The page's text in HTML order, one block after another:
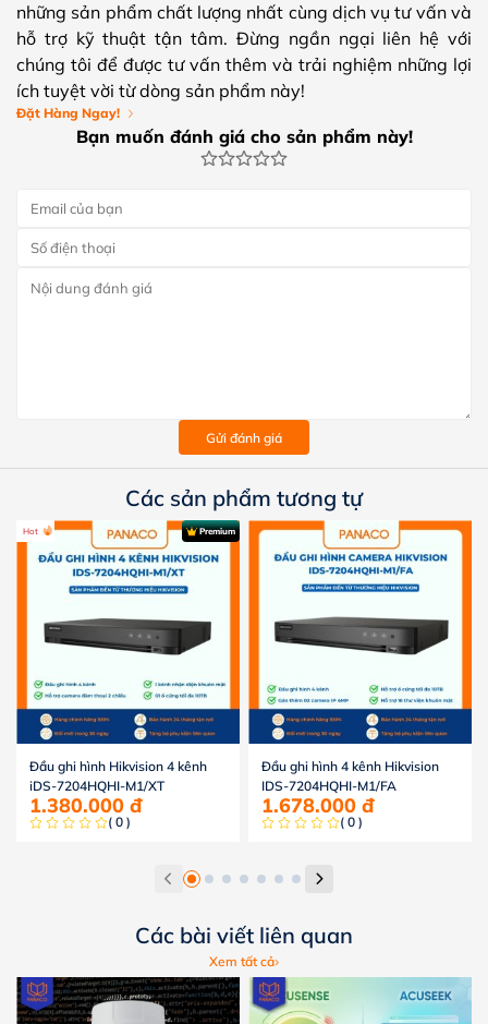
những sản phẩm chất lượng nhất cùng dịch vụ tư vấn và
hỗ trợ kỹ thuật tận tâm. Đừng ngần ngại liên hệ với
chúng tôi để được tư vấn thêm và trải nghiệm những lợi
ích tuyệt vời từ dòng sản phẩm này!
Đặt Hàng Ngay!
Bạn muốn đánh giá cho sản phẩm này!
Gửi đánh giá
Các sản phẩm tương tự
Hot Premium
Đầu ghi hình Hikvision 4 kênh
iDS-7204HQHI-M1/XT
1.380.000 đ
( 0 )
Đầu ghi hình 4 kênh Hikvision
IDS-7204HQHI-M1/FA
1.678.000 đ
( 0 )
Các bài viết liên quan
Xem tất cả